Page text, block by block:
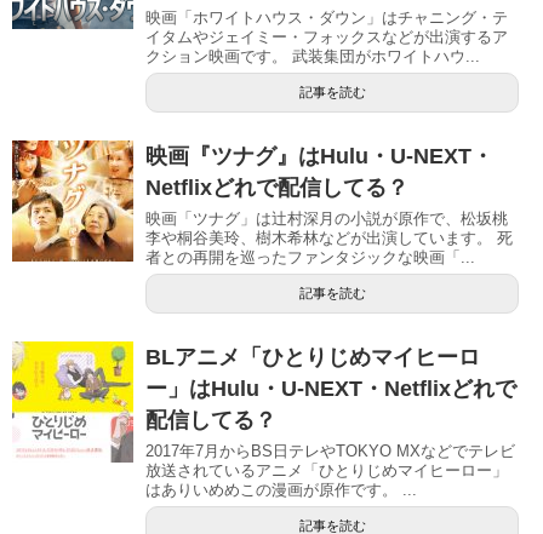
映画「ホワイトハウス・ダウン」はチャニング・テ
イタムやジェイミー・フォックスなどが出演するア
クション映画です。 武装集団がホワイトハウ...
記事を読む
映画『ツナグ』はHulu・U-NEXT・
Netflixどれで配信してる？
映画「ツナグ」は辻村深月の小説が原作で、松坂桃
李や桐谷美玲、樹木希林などが出演しています。 死
者との再開を巡ったファンタジックな映画「...
記事を読む
BLアニメ「ひとりじめマイヒーロ
ー」はHulu・U-NEXT・Netflixどれで
配信してる？
2017年7月からBS日テレやTOKYO MXなどでテレビ
放送されているアニメ「ひとりじめマイヒーロー」
はありいめめこの漫画が原作です。 ...
記事を読む